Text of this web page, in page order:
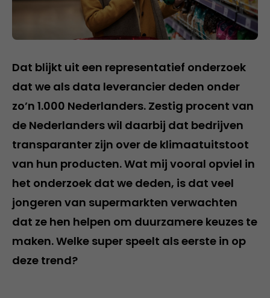
Dat blijkt uit een representatief onderzoek
dat we als data leverancier deden onder
zo’n 1.000 Nederlanders. Zestig procent van
de Nederlanders wil daarbij dat bedrijven
transparanter zijn over de klimaatuitstoot
van hun producten. Wat mij vooral opviel in
het onderzoek dat we deden, is dat veel
jongeren van supermarkten verwachten
dat ze hen helpen om duurzamere keuzes te
maken. Welke super speelt als eerste in op
deze trend?